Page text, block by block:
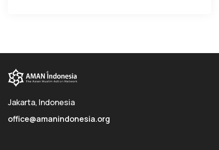
Jakarta, Indonesia
office@amanindonesia.org